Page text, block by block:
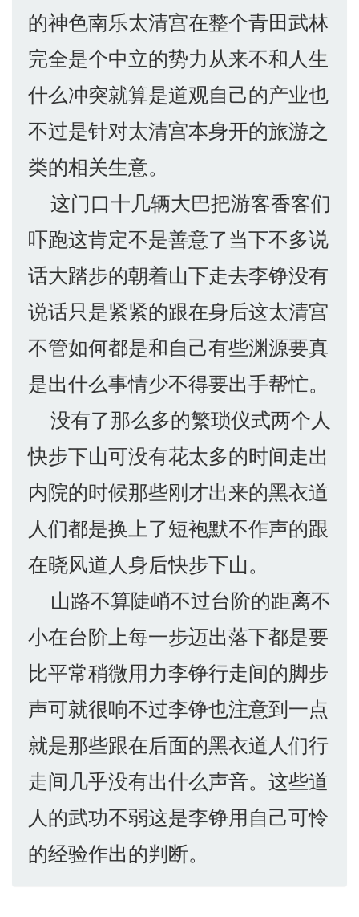
的神色南乐太清宫在整个青田武林
完全是个中立的势力从来不和人生
什么冲突就算是道观自己的产业也
不过是针对太清宫本身开的旅游之
类的相关生意。
这门口十几辆大巴把游客香客们
吓跑这肯定不是善意了当下不多说
话大踏步的朝着山下走去李铮没有
说话只是紧紧的跟在身后这太清宫
不管如何都是和自己有些渊源要真
是出什么事情少不得要出手帮忙。
没有了那么多的繁琐仪式两个人
快步下山可没有花太多的时间走出
内院的时候那些刚才出来的黑衣道
人们都是换上了短袍默不作声的跟
在晓风道人身后快步下山。
山路不算陡峭不过台阶的距离不
小在台阶上每一步迈出落下都是要
比平常稍微用力李铮行走间的脚步
声可就很响不过李铮也注意到一点
就是那些跟在后面的黑衣道人们行
走间几乎没有出什么声音。这些道
人的武功不弱这是李铮用自己可怜
的经验作出的判断。